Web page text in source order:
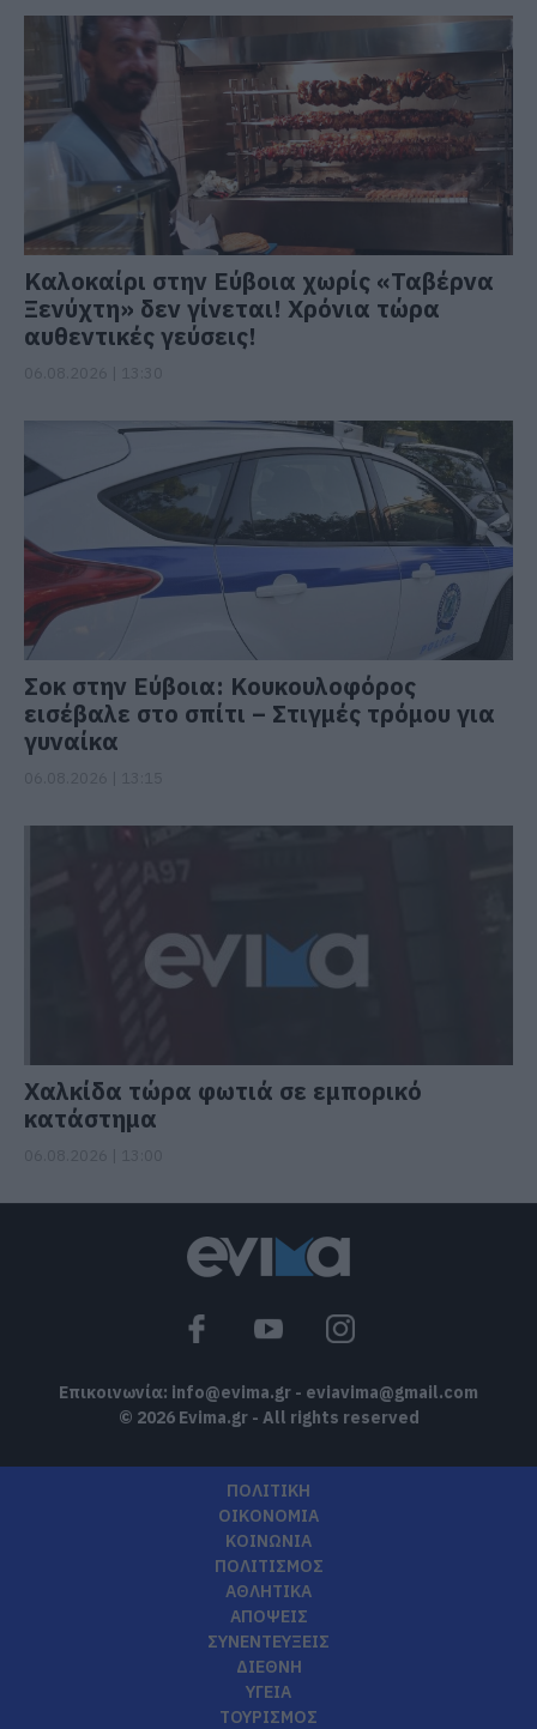
Καλοκαίρι στην Εύβοια χωρίς «Ταβέρνα
Ξενύχτη» δεν γίνεται! Χρόνια τώρα
αυθεντικές γεύσεις!
Σοκ στην Εύβοια: Κουκουλοφόρος
εισέβαλε στο σπίτι – Στιγμές τρόμου για
γυναίκα
Χαλκίδα τώρα φωτιά σε εμπορικό
κατάστημα
Επικοινωνία: info@evima.gr - eviavima@gmail.com
© 2026 Evima.gr - All rights reserved
ΠΟΛΙΤΙΚΗ
ΟΙΚΟΝΟΜΙΑ
ΚΟΙΝΩΝΙΑ
ΠΟΛΙΤΙΣΜΟΣ
ΑΘΛΗΤΙΚΑ
ΑΠΟΨΕΙΣ
ΣΥΝΕΝΤΕΥΞΕΙΣ
ΔΙΕΘΝΗ
ΥΓΕΙΑ
ΤΟΥΡΙΣΜΟΣ